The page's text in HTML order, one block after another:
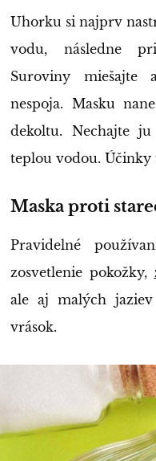
Uhorku si najprv
vodu, následne
Suroviny
nespoja. Masku
dekoltu. Nechajte
teplou vodou.
Maska proti
Pravidelné
zosvetlenie pokožky,
ale aj malých
vrások.